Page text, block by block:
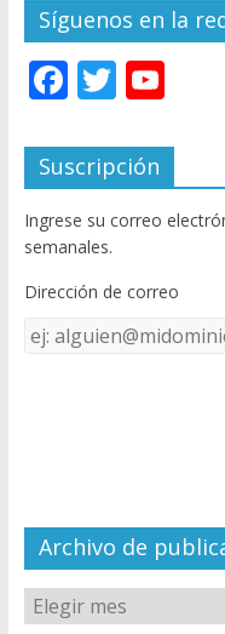
Síguenos en la
F
e
b
o
o
k
T
itt
er
Y
u
T
u
e
C
el
Suscripción
Ingrese su correo
semanales.
Dirección de correo
Dirección
de
Archivo de